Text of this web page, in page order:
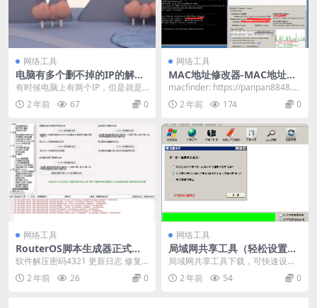
网络工具
电脑有多个删不掉的IP的解决
方法
有时候电脑上有两个IP，但是就是
删不掉 解决方法： 执行如下两条命
令 netsh...
2 年前 67 0
网络工具
MAC地址修改器-MAC地址修
改工具-网卡物理地址修改工具
macfinder: https://panpan8848.ct
file.com...
2 年前 174 0
网络工具
RouterOS脚本生成器正式版V
2.11 仅支持5.X-6.X
软件解压密码4321 更新日志 修复
常用工具-网络监测(Netwatch),l...
2 年前 26 0
网络工具
局域网共享工具（轻松设置Wi
n7、Winxp相互共享）
局域网共享工具下载，可快速设置
你的xp、win7系统的文件共享设
置，使其它局域网...
2 年前 54 0